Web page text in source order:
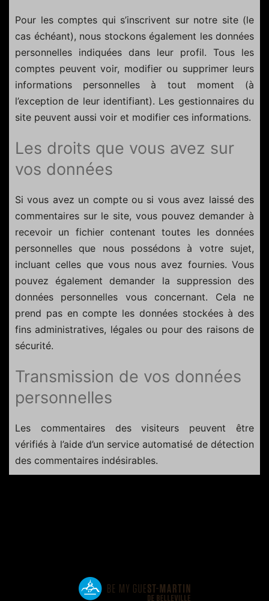
Pour les comptes qui s’inscrivent sur notre site (le
cas échéant), nous stockons également les données
personnelles indiquées dans leur profil. Tous les
comptes peuvent voir, modifier ou supprimer leurs
informations personnelles à tout moment (à
l’exception de leur identifiant). Les gestionnaires du
site peuvent aussi voir et modifier ces informations.
Les droits que vous avez sur
vos données
Si vous avez un compte ou si vous avez laissé des
commentaires sur le site, vous pouvez demander à
recevoir un fichier contenant toutes les données
personnelles que nous possédons à votre sujet,
incluant celles que vous nous avez fournies. Vous
pouvez également demander la suppression des
données personnelles vous concernant. Cela ne
prend pas en compte les données stockées à des
fins administratives, légales ou pour des raisons de
sécurité.
Transmission de vos données
personnelles
Les commentaires des visiteurs peuvent être
vérifiés à l’aide d’un service automatisé de détection
des commentaires indésirables.